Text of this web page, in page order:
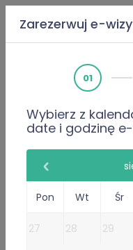
Doktorzy
PWZ 3748299
Internista
Mariusz
2411 Opinie
Zarezerwuj e-
01
Wybierz z
date i godzinę
Pon Wt Śr
27 28 29